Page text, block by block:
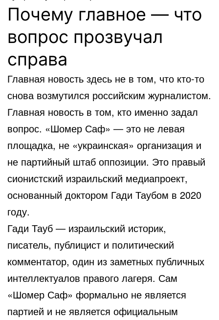
Почему главное — что
вопрос прозвучал
справа
Главная новость здесь не в том, что кто-то
снова возмутился российским журналистом.
Главная новость в том, кто именно задал
вопрос. «Шомер Саф» — это не левая
площадка, не «украинская» организация и
не партийный штаб оппозиции. Это правый
сионистский израильский медиапроект,
основанный доктором Гади Таубом в 2020
году.
Гади Тауб — израильский историк,
писатель, публицист и политический
комментатор, один из заметных публичных
интеллектуалов правого лагеря. Сам
«Шомер Саф» формально не является
партией и не является официальным